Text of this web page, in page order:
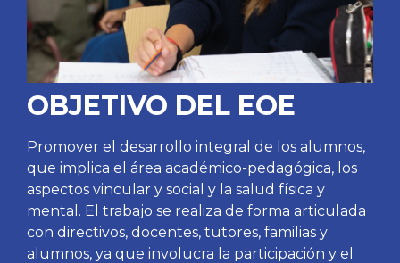
OBJETIVO DEL EOE
Promover el desarrollo integral de los alumnos,
que implica el área académico-pedagógica, los
aspectos vincular y social y la salud física y
mental. El trabajo se realiza de forma articulada
con directivos, docentes, tutores, familias y
alumnos, ya que involucra la participación y el